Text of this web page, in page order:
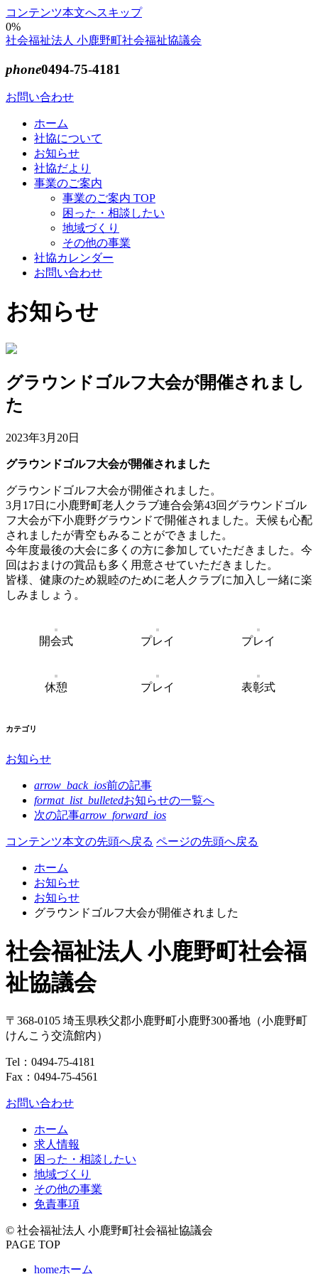
コンテンツ本文へスキップ
0%
社会福祉法人 小鹿野町社会福祉協議会
phone0494-75-4181
お問い合わせ
ホーム
社協について
お知らせ
社協だより
事業のご案内
事業のご案内 TOP
困った・相談したい
地域づくり
その他の事業
社協カレンダー
お問い合わせ
お知らせ
グラウンドゴルフ大会が開催されまし
た
2023年3月20日
グラウンドゴルフ大会が開催されました
グラウンドゴルフ大会が開催されました。
3月17日に小鹿野町老人クラブ連合会第43回グラウンドゴル
フ大会が下小鹿野グラウンドで開催されました。天候も心配
されましたが青空もみることができました。
今年度最後の大会に多くの方に参加していただきました。今
回はおまけの賞品も多く用意させていただきました。
皆様、健康のため親睦のために老人クラブに加入し一緒に楽
しみましょう。
開会式 プレイ プレイ
休憩 プレイ 表彰式
カテゴリ
お知らせ
arrow_back_ios前の記事
format_list_bulletedお知らせの一覧へ
次の記事arrow_forward_ios
コンテンツ本文の先頭へ戻る ページの先頭へ戻る
ホーム
お知らせ
お知らせ
グラウンドゴルフ大会が開催されました
社会福祉法人 小鹿野町社会福
祉協議会
〒368-0105 埼玉県秩父郡小鹿野町小鹿野300番地 （小鹿野町
けんこう交流館内）
Tel： 0494-75-4181
Fax：0494-75-4561
お問い合わせ
ホーム
求人情報
困った・相談したい
地域づくり
その他の事業
免責事項
© 社会福祉法人 小鹿野町社会福祉協議会
PAGE TOP
homeホーム